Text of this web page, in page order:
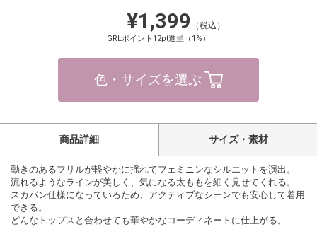
¥1,399 （税込）
GRLポイント12pt進呈（1%）
色・サイズを選ぶ
商品詳細 サイズ・素材
動きのあるフリルが軽やかに揺れてフェミニンなシルエットを演出。
流れるようなラインが美しく、気になる太ももを細く見せてくれる。
スカパン仕様になっているため、アクティブなシーンでも安心して着用
できる。
どんなトップスと合わせても華やかなコーディネートに仕上がる。